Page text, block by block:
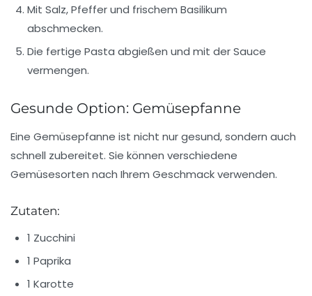
Mit Salz, Pfeffer und frischem Basilikum
abschmecken.
Die fertige Pasta abgießen und mit der Sauce
vermengen.
Gesunde Option: Gemüsepfanne
Eine Gemüsepfanne ist nicht nur gesund, sondern auch
schnell zubereitet. Sie können verschiedene
Gemüsesorten nach Ihrem Geschmack verwenden.
Zutaten:
1 Zucchini
1 Paprika
1 Karotte